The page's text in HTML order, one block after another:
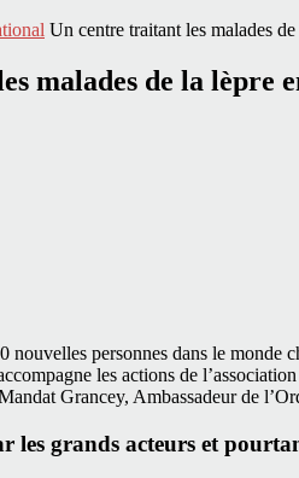
Un centre traitant les malades
malades de la lèpre
nouvelles personnes dans le monde
les actions de
Grancey, Ambassadeur de
les grands acteurs et